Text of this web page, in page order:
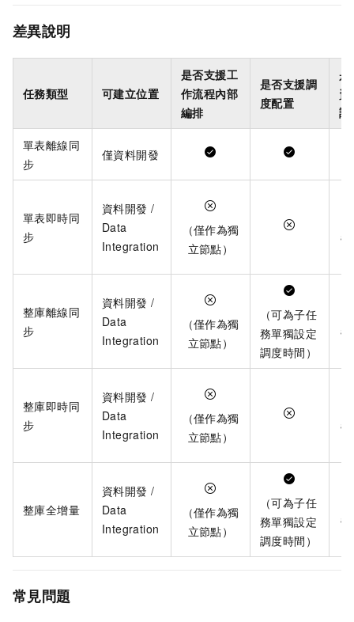
差異說明
任務類型 可建立位置
是否支援工
作流程內部
編排
是否支援調
度配置
是
資
調
單表離線同
步
僅資料開發
單表即時同
步
資料開發 /
Data
Integration
（僅作為獨
立節點）
整庫離線同
步
資料開發 /
Data
Integration
（僅作為獨
立節點）
（可為子任
務單獨設定
調度時間）
整庫即時同
步
資料開發 /
Data
Integration
（僅作為獨
立節點）
整庫全增量
資料開發 /
Data
Integration
（僅作為獨
立節點）
（可為子任
務單獨設定
調度時間）
常見問題